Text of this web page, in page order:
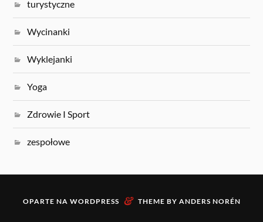
turystyczne
Wycinanki
Wyklejanki
Yoga
Zdrowie I Sport
zespołowe
OPARTE NA WORDPRESS & THEME BY ANDERS NORÉN